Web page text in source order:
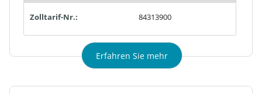
Zolltarif-Nr.: 84313900
Erfahren Sie mehr